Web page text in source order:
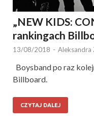
„NEW KIDS:
rankingach
13/08/2018 - Aleksandra
Boysband po raz
Billboard.
CZYTAJ DALEJ